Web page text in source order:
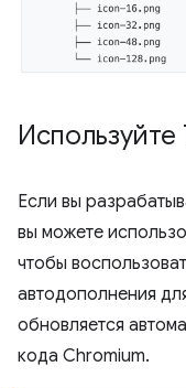
Используйте
Если вы
вы можете
чтобы
автодополнения
обновляется
кода Chromium.